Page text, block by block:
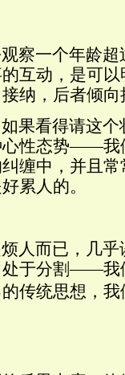
察一个年龄超
互动，是可
纳，后者倾向
果看得请这个
心性态势——我
缠中，并且
累人的。
人而已，几乎
处于分割——我
传统思想 ，